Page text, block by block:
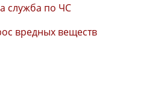
служба по ЧС
вредных веществ